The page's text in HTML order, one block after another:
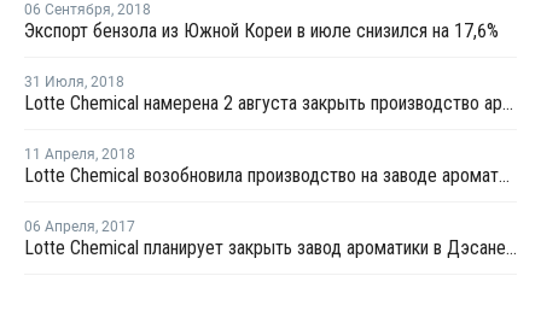
06 Сентября, 2018
Экспорт бензола из Южной Кореи в июле снизился на 17,6%
31 Июля, 2018
Lotte Chemical намерена 2 августа закрыть производство ароматических веществ в Даэсане
11 Апреля, 2018
Lotte Chemical возобновила производство на заводе ароматики в Даэсане
06 Апреля, 2017
Lotte Chemical планирует закрыть завод ароматики в Дэсане на ремонт в мае